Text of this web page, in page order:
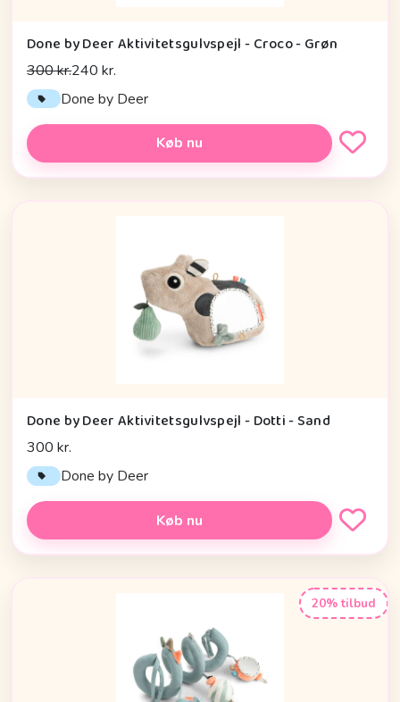
Done by Deer Aktivitetsgulvspejl - Croco - Grøn
300 kr.240 kr.
Done by Deer
Køb nu
Done by Deer Aktivitetsgulvspejl - Dotti - Sand
300 kr.
Done by Deer
Køb nu
20% tilbud